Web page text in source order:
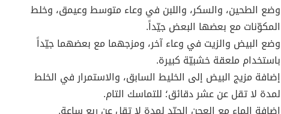
وضع الطحين، والسكر، واللبن في وعاء متوسط وعيمق، وخلط
المكوّنات مع بعضها البعض جيّداً.
وضع البيض والزيت في وعاء آخر، ومزجهما مع بعضهما جيّداً
باستخدام ملعقة خشبيّة كبيرة.
إضافة مزيج البيض إلى الخليط السابق، والاستمرار في الخلط
لمدة لا تقل عن عشر دقائق؛ للتماسك التام.